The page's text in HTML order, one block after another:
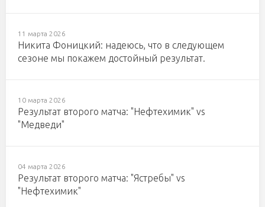
11 марта 2026
Никита Фоницкий: надеюсь, что в следующем
сезоне мы покажем достойный результат.
10 марта 2026
Результат второго матча: "Нефтехимик" vs
"Медведи"
04 марта 2026
Результат второго матча: "Ястребы" vs
"Нефтехимик"